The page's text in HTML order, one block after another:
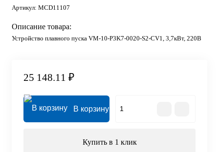
Артикул: MCD11107
Описание товара:
Устройство плавного пуска VM-10-P3K7-0020-S2-CV1, 3,7кВт, 220В
25 148.11 ₽
В корзину
Купить в 1 клик